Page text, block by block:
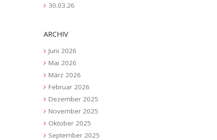
30.03.26
ARCHIV
Juni 2026
Mai 2026
März 2026
Februar 2026
Dezember 2025
November 2025
Oktober 2025
September 2025